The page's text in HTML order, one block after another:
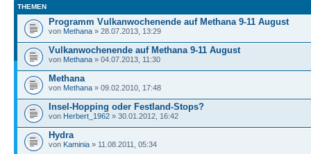
THEMEN
Programm Vulkanwochenende auf Methana 9-11 August
von Methana » 28.07.2013, 13:29
Vulkanwochenende auf Methana 9-11 August
von Methana » 04.07.2013, 11:30
Methana
von Methana » 09.02.2010, 17:48
Insel-Hopping oder Festland-Stops?
von Herbert_1962 » 30.01.2012, 16:42
Hydra
von Kaminia » 11.08.2011, 05:34